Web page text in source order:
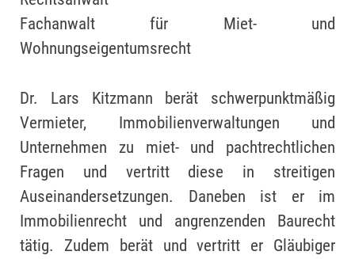
Fachanwalt für Miet- und
Wohnungseigentumsrecht
Dr. Lars Kitzmann berät schwerpunktmäßig
Vermieter, Immobilienverwaltungen und
Unternehmen zu miet- und pachtrechtlichen
Fragen und vertritt diese in streitigen
Auseinandersetzungen. Daneben ist er im
Immobilienrecht und angrenzenden Baurecht
tätig. Zudem berät und vertritt er Gläubiger